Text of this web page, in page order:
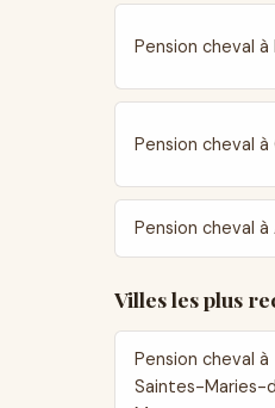
Pension cheval
Pension cheval à
Pension cheval à
Villes les plus
Pension cheval à
Saintes-Maries-